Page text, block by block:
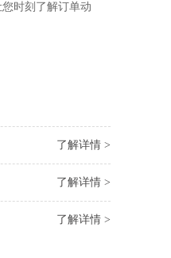
时刻了解订单动
了解详情 >
了解详情 >
了解详情 >